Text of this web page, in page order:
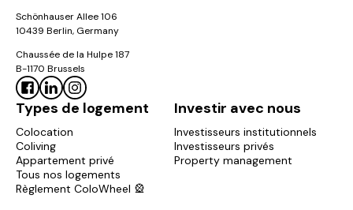
Schönhauser Allee 106
10439 Berlin, Germany
Chaussée de la Hulpe 187
B-1170 Brussels
Types de logement
Colocation
Coliving
Appartement privé
Tous nos logements
Règlement ColoWheel 🎡
Investir avec nous
Investisseurs institutionnels
Investisseurs privés
Property management